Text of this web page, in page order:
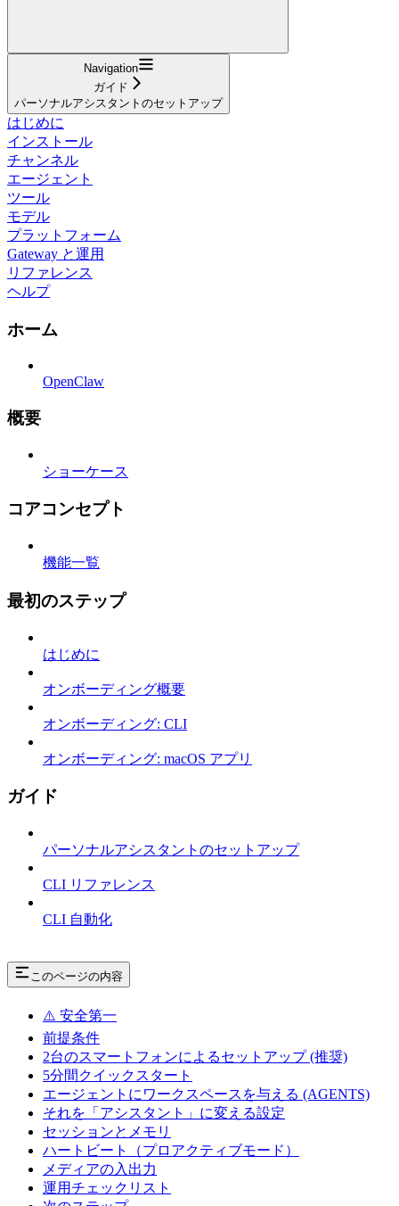
Navigation
ガイド
パーソナルアシスタントのセットアップ
はじめに
インストール
チャンネル
エージェント
ツール
モデル
プラットフォーム
Gateway と運用
リファレンス
ヘルプ
ホーム
OpenClaw
概要
ショーケース
コアコンセプト
機能一覧
最初のステップ
はじめに
オンボーディング概要
オンボーディング: CLI
オンボーディング: macOS アプリ
ガイド
パーソナルアシスタントのセットアップ
CLI リファレンス
CLI 自動化
このページの内容
⚠️ 安全第一
前提条件
2台のスマートフォンによるセットアップ (推奨)
5分間クイックスタート
エージェントにワークスペースを与える (AGENTS)
それを「アシスタント」に変える設定
セッションとメモリ
ハートビート（プロアクティブモード）
メディアの入出力
運用チェックリスト